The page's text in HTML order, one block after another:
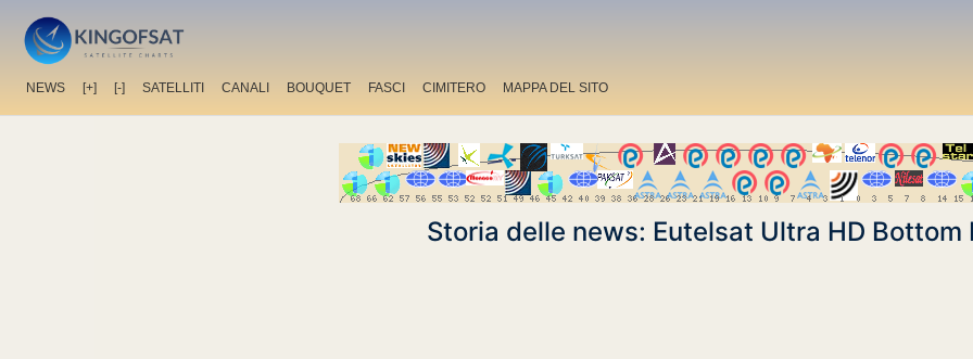
NEWS [+] [-] SATELLITI CANALI BOUQUET FASCI CIMITERO MAPPA DEL SITO
Storia delle news: Eutelsat Ultra HD Bottom